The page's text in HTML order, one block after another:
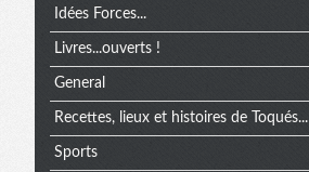
Idées Forces...
Livres...ouverts !
General
Recettes, lieux et histoires de Toqués...
Sports